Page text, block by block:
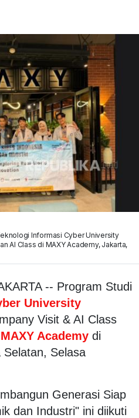
Informasi Cyber University
AI Class di MAXY Academy, Jakarta,
-- Program Studi
University
Visit & AI Class
MAXY Academy di
Selasa
Generasi Siap
dan Industri" ini diikuti